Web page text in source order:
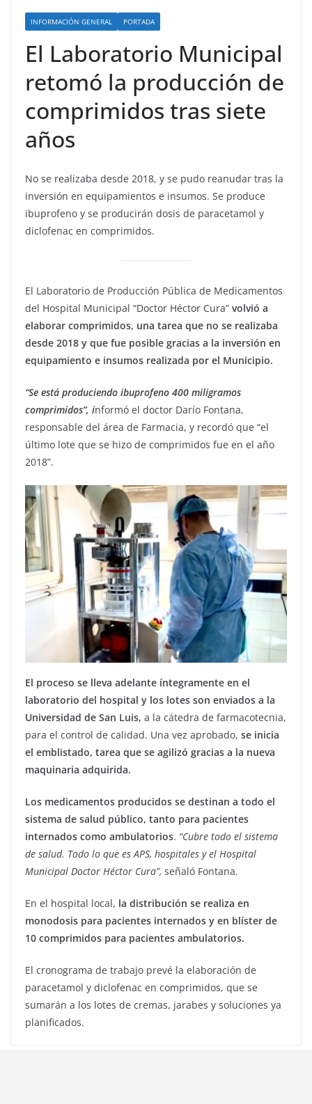
INFORMACIÓN GENERAL PORTADA
El Laboratorio Municipal
retomó la producción de
comprimidos tras siete
años
No se realizaba desde 2018, y se pudo reanudar tras la
inversión en equipamientos e insumos. Se produce
ibuprofeno y se producirán dosis de paracetamol y
diclofenac en comprimidos.
El Laboratorio de Producción Pública de Medicamentos
del Hospital Municipal “Doctor Héctor Cura” volvió a
elaborar comprimidos, una tarea que no se realizaba
desde 2018 y que fue posible gracias a la inversión en
equipamiento e insumos realizada por el Municipio.
“Se está produciendo ibuprofeno 400 miligramos
comprimidos”, informó el doctor Darío Fontana,
responsable del área de Farmacia, y recordó que “el
último lote que se hizo de comprimidos fue en el año
2018”.
El proceso se lleva adelante íntegramente en el
laboratorio del hospital y los lotes son enviados a la
Universidad de San Luis, a la cátedra de farmacotecnia,
para el control de calidad. Una vez aprobado, se inicia
el emblistado, tarea que se agilizó gracias a la nueva
maquinaria adquirida.
Los medicamentos producidos se destinan a todo el
sistema de salud público, tanto para pacientes
internados como ambulatorios. “Cubre todo el sistema
de salud. Todo lo que es APS, hospitales y el Hospital
Municipal Doctor Héctor Cura”, señaló Fontana.
En el hospital local, la distribución se realiza en
monodosis para pacientes internados y en blíster de
10 comprimidos para pacientes ambulatorios.
El cronograma de trabajo prevé la elaboración de
paracetamol y diclofenac en comprimidos, que se
sumarán a los lotes de cremas, jarabes y soluciones ya
planificados.